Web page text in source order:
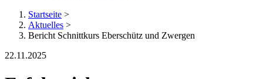
Startseite >
Aktuelles >
Bericht Schnittkurs Eberschütz und Zwergen
22.11.2025